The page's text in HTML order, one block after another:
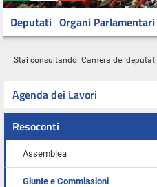
Deputati Organi Parlamentari
Stai consultando: Camera dei deputati
Agenda dei Lavori
Resoconti
Assemblea
Giunte e Commissioni